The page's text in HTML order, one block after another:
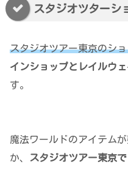
スタジオツターシ
スタジオツアー東京のシ
インショップとレイルウ
す。
魔法ワールドのアイテム
か、
スタジオツアー東京